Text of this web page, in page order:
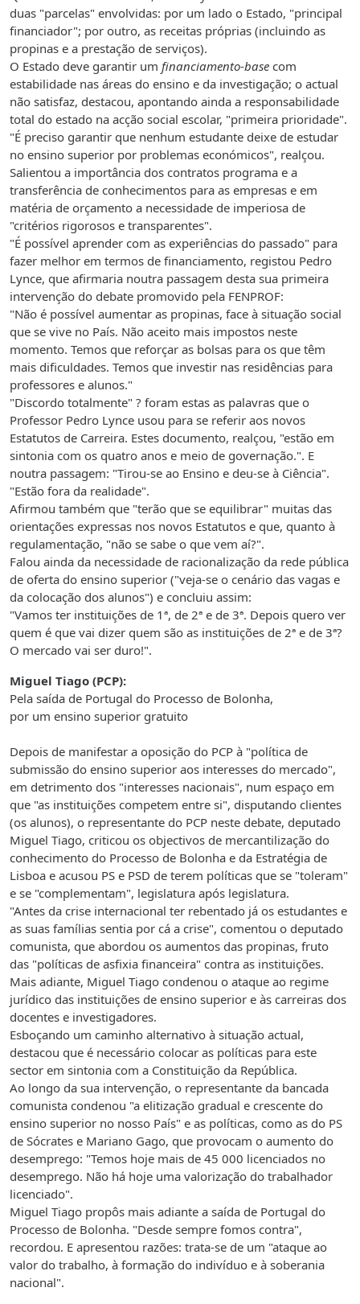
duas "parcelas" envolvidas: por um lado o Estado, "principal
financiador"; por outro, as receitas próprias (incluindo as
propinas e a prestação de serviços).
O Estado deve garantir um financiamento-base com
estabilidade nas áreas do ensino e da investigação; o actual
não satisfaz, destacou, apontando ainda a responsabilidade
total do estado na acção social escolar, "primeira prioridade".
"É preciso garantir que nenhum estudante deixe de estudar
no ensino superior por problemas económicos", realçou.
Salientou a importância dos contratos programa e a
transferência de conhecimentos para as empresas e em
matéria de orçamento a necessidade de imperiosa de
"critérios rigorosos e transparentes".
"É possível aprender com as experiências do passado" para
fazer melhor em termos de financiamento, registou Pedro
Lynce, que afirmaria noutra passagem desta sua primeira
intervenção do debate promovido pela FENPROF:
"Não é possível aumentar as propinas, face à situação social
que se vive no País. Não aceito mais impostos neste
momento. Temos que reforçar as bolsas para os que têm
mais dificuldades. Temos que investir nas residências para
professores e alunos."
"Discordo totalmente" ? foram estas as palavras que o
Professor Pedro Lynce usou para se referir aos novos
Estatutos de Carreira. Estes documento, realçou, "estão em
sintonia com os quatro anos e meio de governação.". E
noutra passagem: "Tirou-se ao Ensino e deu-se à Ciência".
"Estão fora da realidade".
Afirmou também que "terão que se equilibrar" muitas das
orientações expressas nos novos Estatutos e que, quanto à
regulamentação, "não se sabe o que vem aí?".
Falou ainda da necessidade de racionalização da rede pública
de oferta do ensino superior ("veja-se o cenário das vagas e
da colocação dos alunos") e concluiu assim:
"Vamos ter instituições de 1ª, de 2ª e de 3ª. Depois quero ver
quem é que vai dizer quem são as instituições de 2ª e de 3ª?
O mercado vai ser duro!".
Miguel Tiago (PCP):
Pela saída de Portugal do Processo de Bolonha,
por um ensino superior gratuito
Depois de manifestar a oposição do PCP à "política de
submissão do ensino superior aos interesses do mercado",
em detrimento dos "interesses nacionais", num espaço em
que "as instituições competem entre si", disputando clientes
(os alunos), o representante do PCP neste debate, deputado
Miguel Tiago, criticou os objectivos de mercantilização do
conhecimento do Processo de Bolonha e da Estratégia de
Lisboa e acusou PS e PSD de terem políticas que se "toleram"
e se "complementam", legislatura após legislatura.
"Antes da crise internacional ter rebentado já os estudantes e
as suas famílias sentia por cá a crise", comentou o deputado
comunista, que abordou os aumentos das propinas, fruto
das "políticas de asfixia financeira" contra as instituições.
Mais adiante, Miguel Tiago condenou o ataque ao regime
jurídico das instituições de ensino superior e às carreiras dos
docentes e investigadores.
Esboçando um caminho alternativo à situação actual,
destacou que é necessário colocar as políticas para este
sector em sintonia com a Constituição da República.
Ao longo da sua intervenção, o representante da bancada
comunista condenou "a elitização gradual e crescente do
ensino superior no nosso País" e as políticas, como as do PS
de Sócrates e Mariano Gago, que provocam o aumento do
desemprego: "Temos hoje mais de 45 000 licenciados no
desemprego. Não há hoje uma valorização do trabalhador
licenciado".
Miguel Tiago propôs mais adiante a saída de Portugal do
Processo de Bolonha. "Desde sempre fomos contra",
recordou. E apresentou razões: trata-se de um "ataque ao
valor do trabalho, à formação do indivíduo e à soberania
nacional".